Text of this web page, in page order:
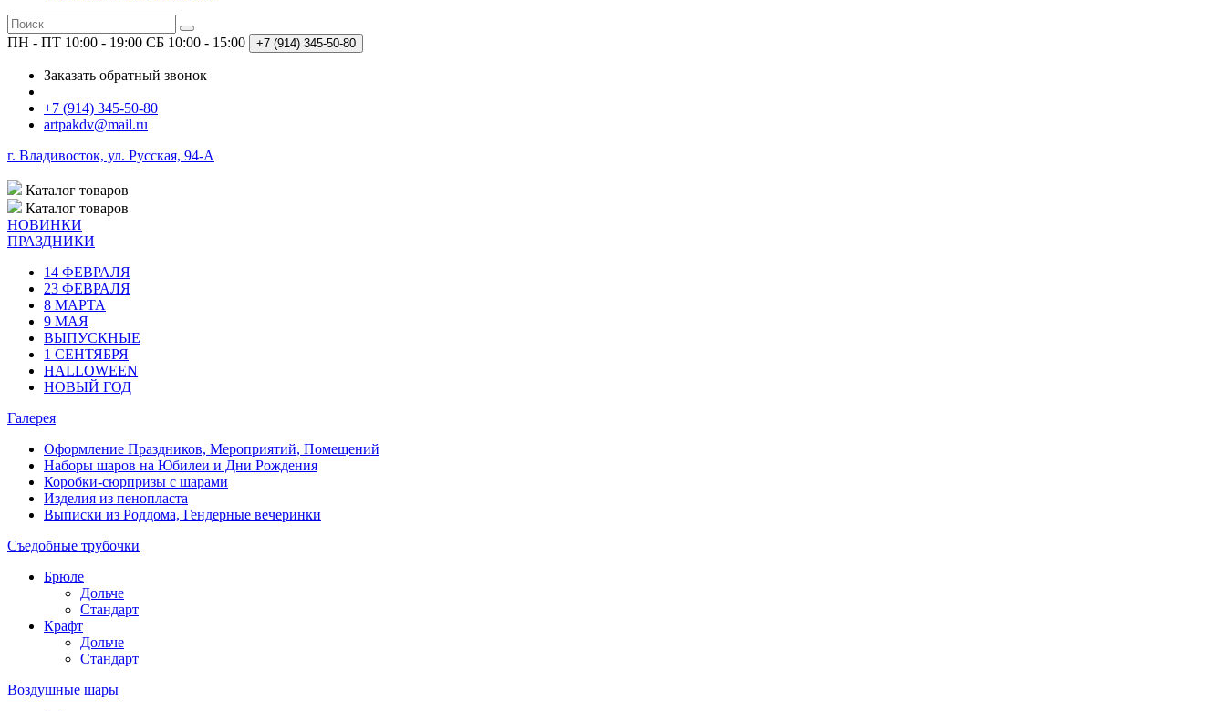
ПН - ПТ 10:00 - 19:00 СБ 10:00 - 15:00 +7 (914) 345-50-80
Заказать обратный звонок
+7 (914) 345-50-80
artpakdv@mail.ru
г. Владивосток, ул. Русская, 94-А
Каталог товаров
Каталог товаров
НОВИНКИ
ПРАЗДНИКИ
14 ФЕВРАЛЯ
23 ФЕВРАЛЯ
8 МАРТА
9 МАЯ
ВЫПУСКНЫЕ
1 СЕНТЯБРЯ
HALLOWEEN
НОВЫЙ ГОД
Галерея
Оформление Праздников, Мероприятий, Помещений
Наборы шаров на Юбилеи и Дни Рождения
Коробки-сюрпризы с шарами
Изделия из пенопласта
Выписки из Роддома, Гендерные вечеринки
Съедобные трубочки
Брюле
Дольче
Стандарт
Крафт
Дольче
Стандарт
Воздушные шары